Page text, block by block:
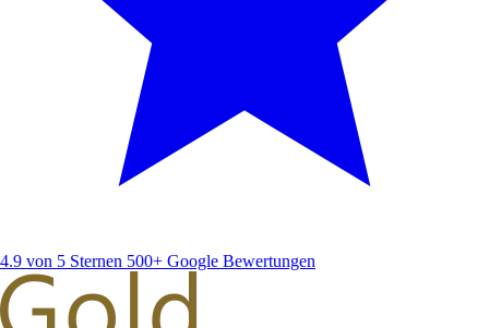
4.9 von 5 Sternen 500+ Google Bewertungen